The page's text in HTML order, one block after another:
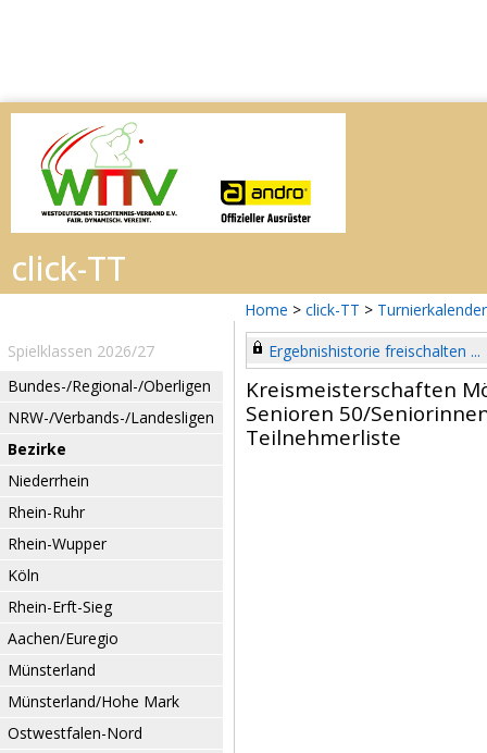
Home > click-TT > Turnierkalender
Spielklassen 2026/27
Bundes-/Regional-/Oberligen
NRW-/Verbands-/Landesligen
Bezirke
Niederrhein
Rhein-Ruhr
Rhein-Wupper
Köln
Rhein-Erft-Sieg
Aachen/Euregio
Münsterland
Münsterland/Hohe Mark
Ostwestfalen-Nord
Ergebnishistorie freischalten ...
Kreismeisterschaften
Senioren 50/
Teilnehmerliste